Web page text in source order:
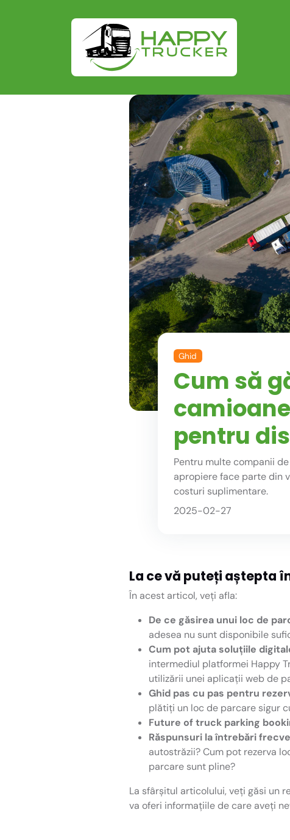
Ghid
Cum să
pentru
Pentru multe companii
apropiere face parte din
costuri suplimentare.
2025-02-27
La ce vă puteți aștepta
În acest articol, veți afla:
De ce găsirea unui loc de
adesea nu sunt disponibile
Cum pot ajuta soluțiile
intermediul platformei Happy
utilizării unei aplicații web de
Ghid pas cu pas pentru
plătiți un loc de parcare sigur
Future of truck parking
Răspunsuri la întrebări
autostrăzii? Cum pot rezerva
parcare sunt pline?
La sfârșitul articolului, veți găsi un
va oferi informațiile de care aveți